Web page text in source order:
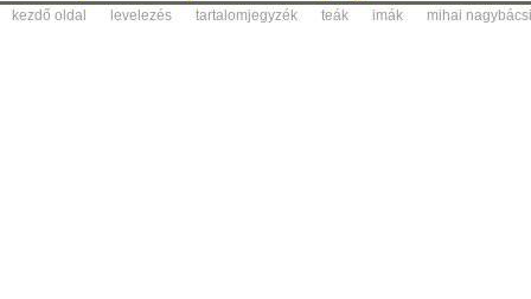
kezdő oldal levelezés tartalomjegyzék teák imák mihai nagybácsi